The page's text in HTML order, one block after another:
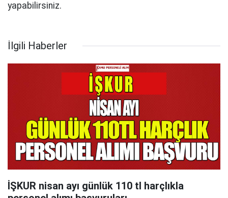
yapabilirsiniz.
İlgili Haberler
İŞKUR nisan ayı günlük 110 tl harçlıkla